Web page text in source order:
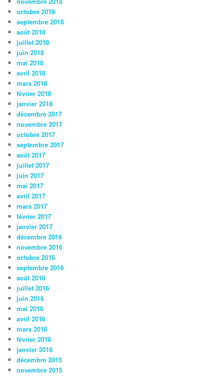
octobre 2018
septembre 2018
août 2018
juillet 2018
juin 2018
mai 2018
avril 2018
mars 2018
février 2018
janvier 2018
décembre 2017
novembre 2017
octobre 2017
septembre 2017
août 2017
juillet 2017
juin 2017
mai 2017
avril 2017
mars 2017
février 2017
janvier 2017
décembre 2016
novembre 2016
octobre 2016
septembre 2016
août 2016
juillet 2016
juin 2016
mai 2016
avril 2016
mars 2016
février 2016
janvier 2016
décembre 2015
novembre 2015